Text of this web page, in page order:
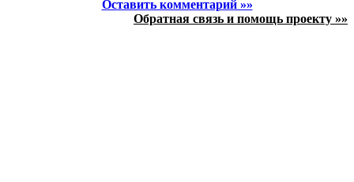
Оставить комментарий »»
Обратная связь и помощь проекту »»